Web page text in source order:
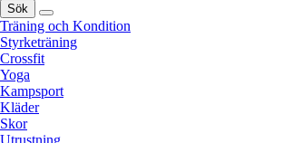
Sök
Träning och Kondition
Styrketräning
Crossfit
Yoga
Kampsport
Kläder
Skor